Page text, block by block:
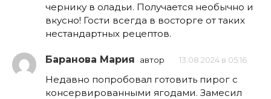
чернику в оладьи. Получается необычно и
вкусно! Гости всегда в восторге от таких
нестандартных рецептов.
Баранова Мария автор 13.08.2024 в 05:16
Недавно попробовал готовить пирог с
консервированными ягодами. Замесил